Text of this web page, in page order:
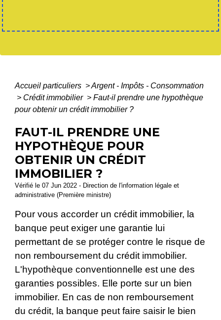
Accueil particuliers >Argent - Impôts - Consommation
> Crédit immobilier > Faut-il prendre une hypothèque
pour obtenir un crédit immobilier ?
FAUT-IL PRENDRE UNE
HYPOTHÈQUE POUR
OBTENIR UN CRÉDIT
IMMOBILIER ?
Vérifié le 07 Jun 2022 - Direction de l'information légale et
administrative (Première ministre)
Pour vous accorder un crédit immobilier, la
banque peut exiger une garantie lui
permettant de se protéger contre le risque de
non remboursement du crédit immobilier.
L'hypothèque conventionnelle est une des
garanties possibles. Elle porte sur un bien
immobilier. En cas de non remboursement
du crédit, la banque peut faire saisir le bien